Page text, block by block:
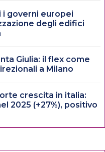
i governi europei
degli edifici
Giulia: il flex come
a Milano
crescita in italia:
2025 (+27%), positivo